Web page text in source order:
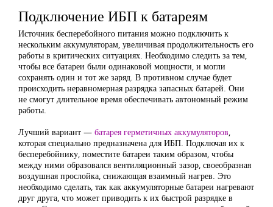
Подключение ИБП к батареям
Источник бесперебойного питания можно подключить к
нескольким аккумуляторам, увеличивая продолжительность его
работы в критических ситуациях. Необходимо следить за тем,
чтобы все батареи были одинаковой мощности, и могли
сохранять один и тот же заряд. В противном случае будет
происходить неравномерная разрядка запасных батарей. Они
не смогут длительное время обеспечивать автономный режим
работы.
Лучший вариант — батарея герметичных аккумуляторов,
которая специально предназначена для ИБП. Подключая их к
бесперебойнику, поместите батареи таким образом, чтобы
между ними образовался вентиляционный зазор, своеобразная
воздушная прослойка, снижающая взаимный нагрев. Это
необходимо сделать, так как аккумуляторные батареи нагревают
друг друга, что может приводить к их быстрой разрядке в